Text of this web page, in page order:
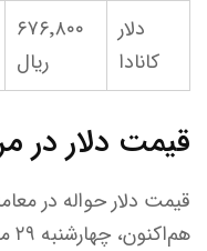
دلار
کانادا
۶۷۶٬۸۰۰
ریال
قیمت دلار در
قیمت دلار حواله در